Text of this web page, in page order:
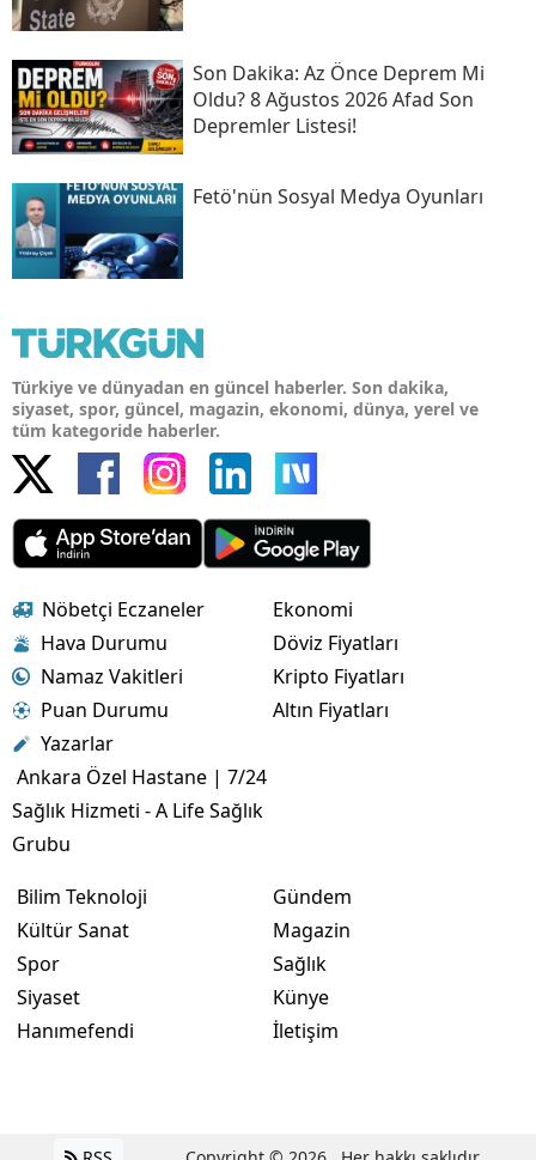
Son Daki̇ka: Az Önce Deprem Mi
Oldu? 8 Ağustos 2026 Afad Son
Depremler Listesi!
Fetö'nün Sosyal Medya Oyunları
Türkiye ve dünyadan en güncel haberler. Son dakika,
siyaset, spor, güncel, magazin, ekonomi, dünya, yerel ve
tüm kategoride haberler.
Nöbetçi Eczaneler
Hava Durumu
Namaz Vakitleri
Puan Durumu
Yazarlar
Ankara Özel Hastane | 7/24
Sağlık Hizmeti - A Life Sağlık
Grubu
Ekonomi
Döviz Fiyatları
Kripto Fiyatları
Altın Fiyatları
Bilim Teknoloji
Kültür Sanat
Spor
Siyaset
Hanımefendi
Gündem
Magazin
Sağlık
Künye
İletişim